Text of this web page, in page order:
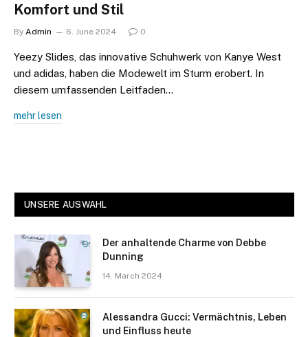
Komfort und Stil
By Admin 6. June 2024 0
Yeezy Slides, das innovative Schuhwerk von Kanye West
und adidas, haben die Modewelt im Sturm erobert. In
diesem umfassenden Leitfaden…
mehr lesen
UNSERE AUSWAHL
Der anhaltende Charme von Debbe
Dunning
14. March 2024
Alessandra Gucci: Vermächtnis, Leben
und Einfluss heute